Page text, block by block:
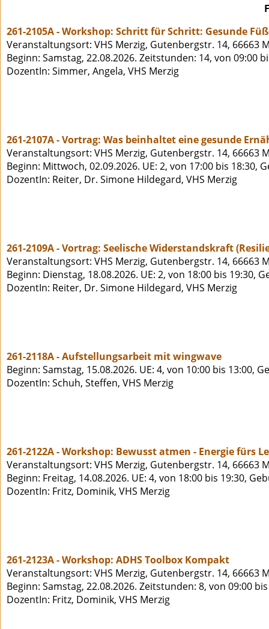
261-2105A - Workshop: Schritt für Schritt: Gesunde
Veranstaltungsort: VHS Merzig, Gutenbergstr. 14, 66663
Beginn: Samstag, 22.08.2026. Zeitstunden: 14, von 09:00
DozentIn: Simmer, Angela, VHS Merzig
261-2107A - Vortrag: Was beinhaltet eine gesunde
Veranstaltungsort: VHS Merzig, Gutenbergstr. 14, 66663
Beginn: Mittwoch, 02.09.2026. UE: 2, von 17:00 bis 18:30,
DozentIn: Reiter, Dr. Simone Hildegard, VHS Merzig
261-2109A - Vortrag: Seelische Widerstandskraft
Veranstaltungsort: VHS Merzig, Gutenbergstr. 14, 66663
Beginn: Dienstag, 18.08.2026. UE: 2, von 18:00 bis 19:30,
DozentIn: Reiter, Dr. Simone Hildegard, VHS Merzig
261-2118A - Aufstellungsarbeit mit wingwave
Beginn: Samstag, 15.08.2026. UE: 4, von 10:00 bis 13:00,
DozentIn: Schuh, Steffen, VHS Merzig
261-2122A - Workshop: Bewusst atmen - Energie fürs
Veranstaltungsort: VHS Merzig, Gutenbergstr. 14, 66663
Beginn: Freitag, 14.08.2026. UE: 4, von 18:00 bis 19:30,
DozentIn: Fritz, Dominik, VHS Merzig
261-2123A - Workshop: ADHS Toolbox Kompakt
Veranstaltungsort: VHS Merzig, Gutenbergstr. 14, 66663
Beginn: Samstag, 22.08.2026. Zeitstunden: 8, von 09:00
DozentIn: Fritz, Dominik, VHS Merzig